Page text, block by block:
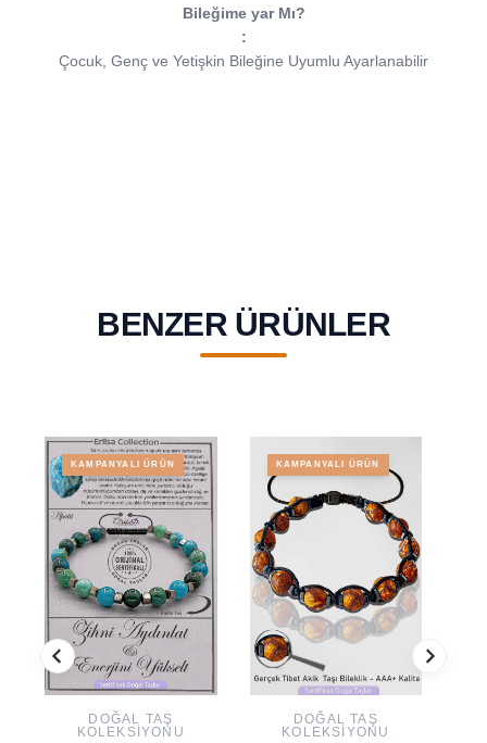
Bileğime yar Mı?
:
Çocuk, Genç ve Yetişkin Bileğine Uyumlu Ayarlanabilir
BENZER ÜRÜNLER
KAMPANYALI ÜRÜN
DOĞAL TAŞ
KOLEKSIYONU
KAMPANYALI ÜRÜN
DOĞAL TAŞ
KOLEKSIYONU